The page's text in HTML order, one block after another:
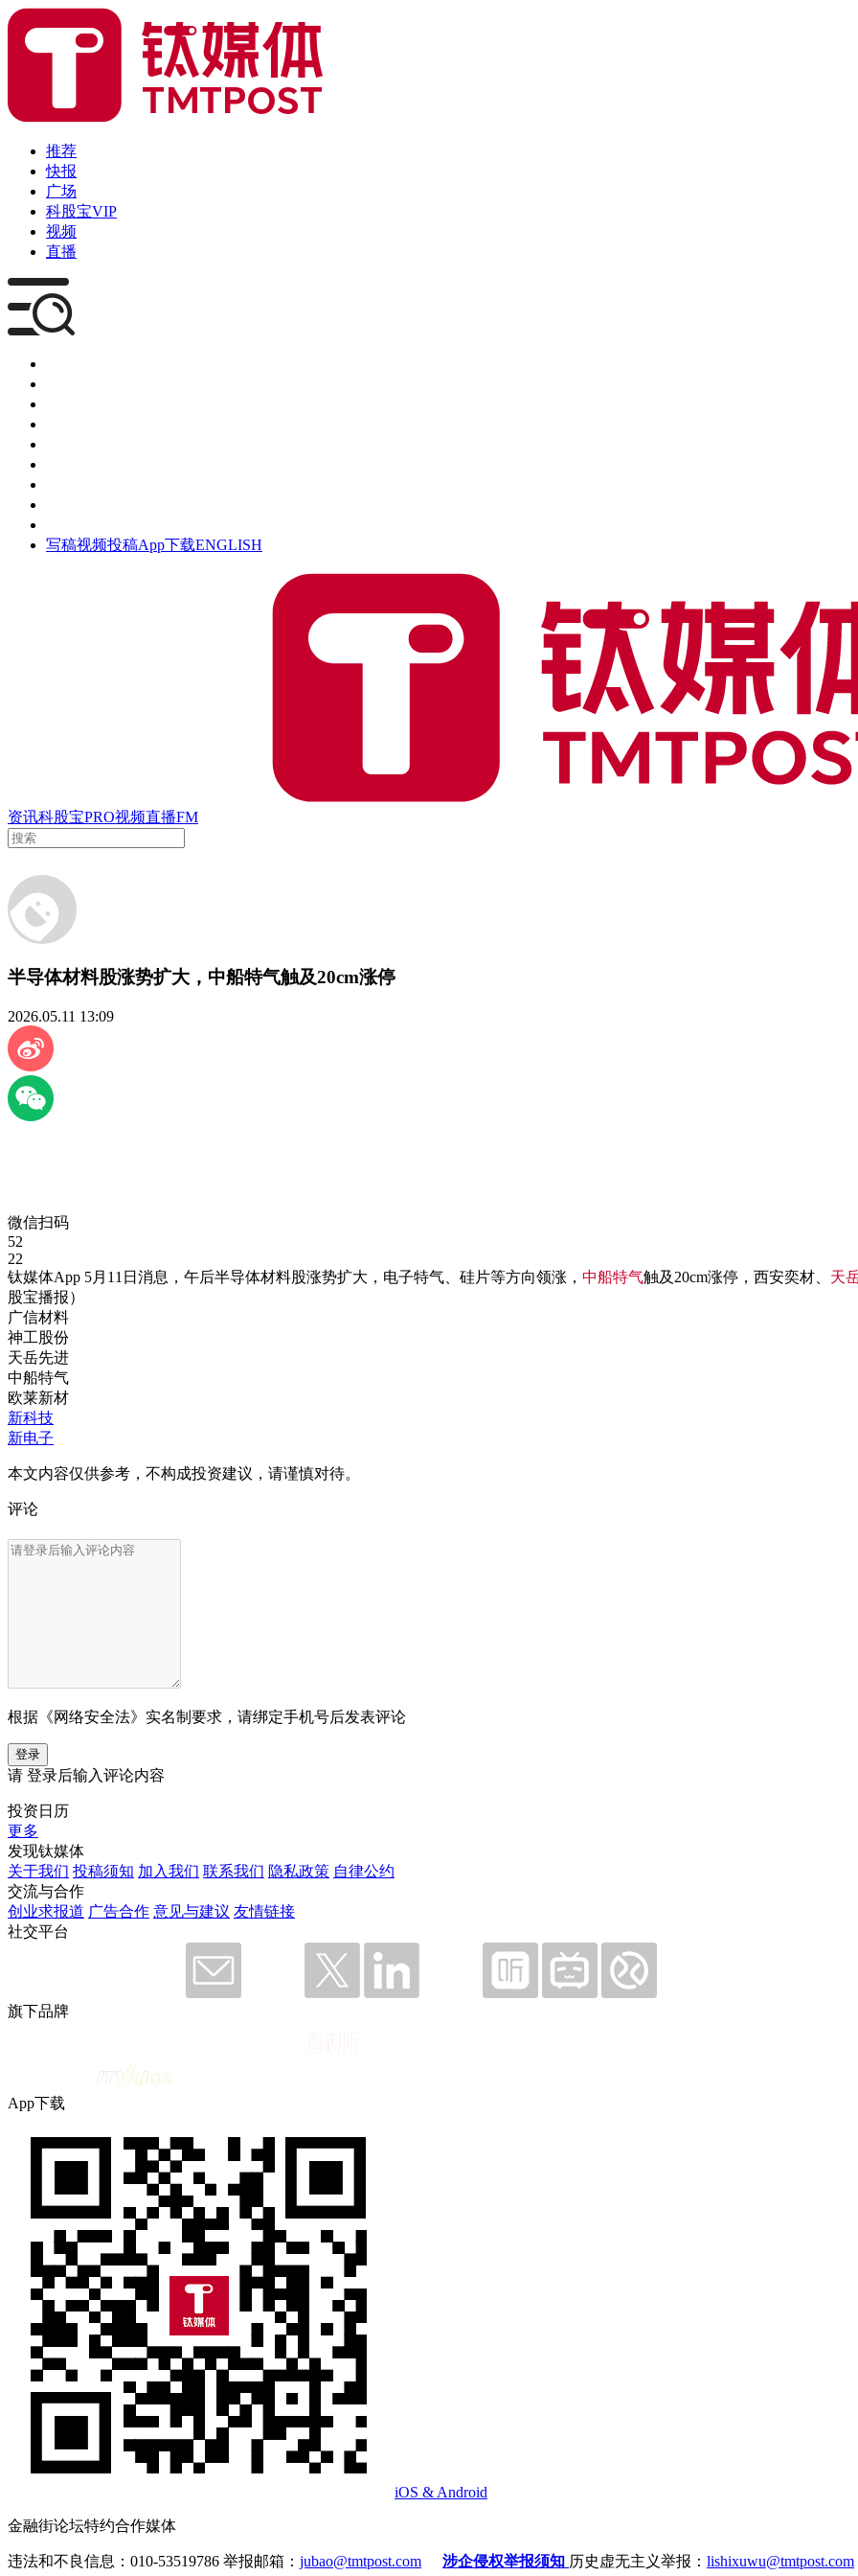
推荐
快报
广场
科股宝VIP
视频
直播
写稿视频投稿App下载ENGLISH
资讯科股宝PRO视频直播FM
半导体材料股涨势扩大，中船特气触及20cm涨停
2026.05.11 13:09
微信扫码
52
22
钛媒体App 5月11日消息，午后半导体材料股涨势扩大，电子特气、硅片等方向领涨， 中船特气触及20cm涨停，西安奕材、 天
股宝播报）
广信材料
神工股份
天岳先进
中船特气
欧莱新材
新科技
新电子
本文内容仅供参考，不构成投资建议，请谨慎对待。
评论
根据《网络安全法》实名制要求，请绑定手机号后发表评论
登录
请 登录后输入评论内容
投资日历
更多
发现钛媒体
关于我们 投稿须知 加入我们 联系我们 隐私政策 自律公约
交流与合作
创业求报道 广告合作 意见与建议 友情链接
社交平台
旗下品牌
App下载
iOS & Android
金融街论坛特约合作媒体
违法和不良信息：010-53519786 举报邮箱： jubao@tmtpost.com 涉企侵权举报须知 历史虚无主义举报： lishixuwu@tmtpost.com